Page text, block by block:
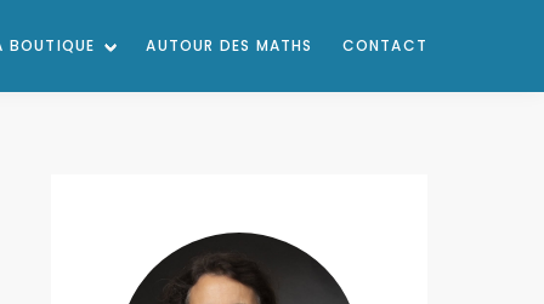
BOUTIQUE AUTOUR DES MATHS CONTACT